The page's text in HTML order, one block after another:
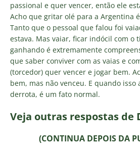
passional e quer vencer, então ele
Acho que gritar olé para a Argentina
Tanto que o pessoal que falou foi
estava. Mas vaiar, ficar indócil com o
ganhando é extremamente
que saber conviver com as vaias e
(torcedor) quer vencer e jogar bem.
bem, mas não venceu. E quando isso
derrota, é um fato normal.
Veja outras respostas de
(CONTINUA DEPOIS DA